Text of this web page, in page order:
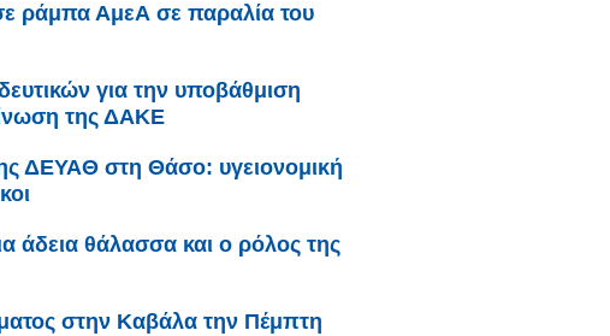
ράμπα ΑμεΑ σε παραλία του
για την υποβάθμιση
της ΔΑΚΕ
ΔΕΥΑΘ στη Θάσο: υγειονομική
άδεια θάλασσα και ο ρόλος της
στην Καβάλα την Πέμπτη